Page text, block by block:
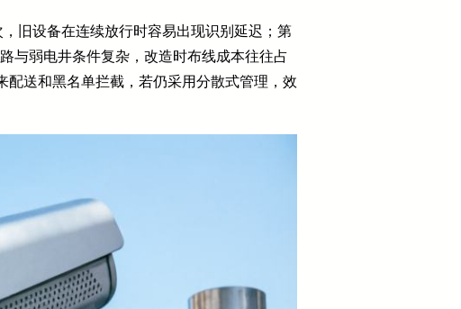
旧设备在连续放行时容易出现识别延迟；第
与弱电井条件复杂，改造时布线成本往往占
送和黑名单拦截，若仍采用分散式管理，效